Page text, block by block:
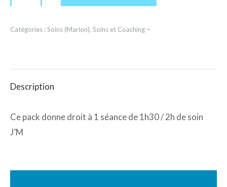
de
2h30
Catégories :Soins (Marion), Soins et Coaching
Description
Ce pack donne droit à 1 séance de 1h30 / 2h de soin
J’M